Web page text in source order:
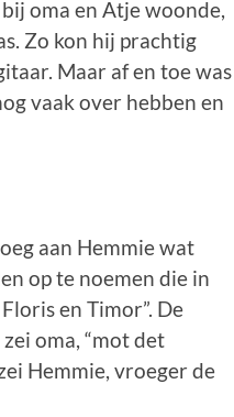
oma en Atje woonde,
Zo kon hij prachtig
Maar af en toe was
vaak over hebben en
aan Hemmie wat
op te noemen die in
en Timor”. De
oma, “mot det
Hemmie, vroeger de